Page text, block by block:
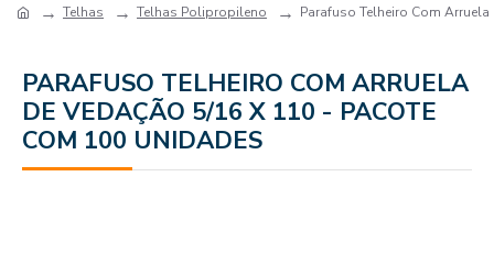
Telhas Telhas Polipropileno Parafuso Telheiro Com
PARAFUSO TELHEIRO COM ARRUELA
DE VEDAÇÃO 5/16 X 110 - PACOTE
COM 100 UNIDADES